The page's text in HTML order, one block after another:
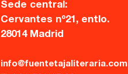
Sede central:
Cervantes nº21, entlo.
28014 Madrid
info@fuentetajaliteraria.com